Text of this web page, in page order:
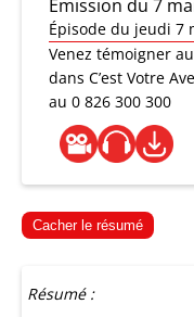
Émission du 7
Épisode du jeudi 7
Venez témoigner
dans C’est Votre
au 0 826 300 300
Cacher le résumé
Résumé :